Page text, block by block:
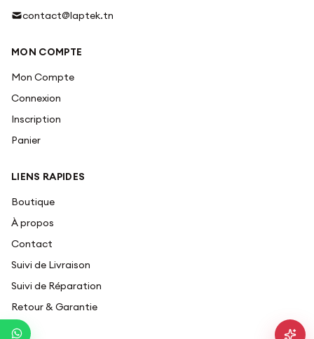
contact@laptek.tn
MON COMPTE
Mon Compte
Connexion
Inscription
Panier
LIENS RAPIDES
Boutique
À propos
Contact
Suivi de Livraison
Suivi de Réparation
Retour & Garantie